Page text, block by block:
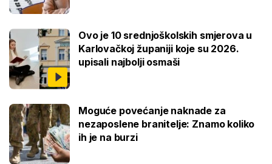
Ovo je 10 srednjoškolskih smjerova u
Karlovačkoj županiji koje su 2026.
upisali najbolji osmaši
Moguće povećanje naknade za
nezaposlene branitelje: Znamo koliko
ih je na burzi